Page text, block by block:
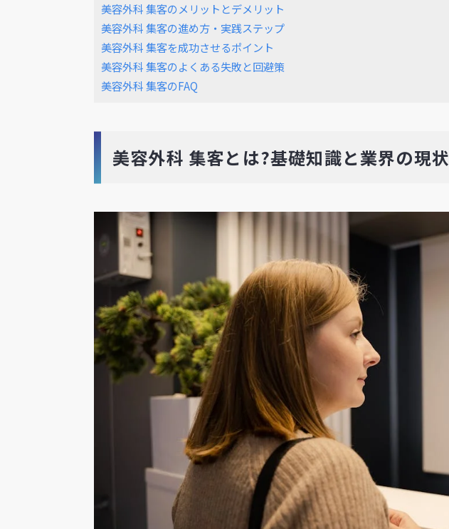
美容外科 集客のメリットとデメリット
美容外科 集客の進め方・実践ステップ
美容外科 集客を成功させるポイント
美容外科 集客のよくある失敗と回避策
美容外科 集客のFAQ
美容外科 集客とは?基礎知識と業界の現状